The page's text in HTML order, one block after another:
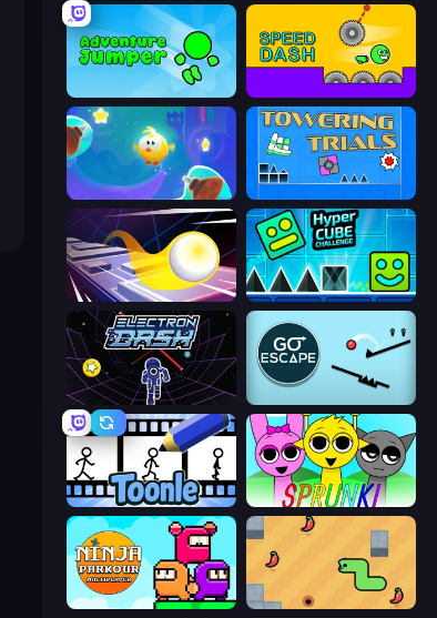
Adventure Jumper
Cut the Rope: Magic
Leap and Avoid 2 Hyper Cube Challenge
Electron Dash
Toonle Sprunki
Ninja Parkour Multiplayer SSSPICY!